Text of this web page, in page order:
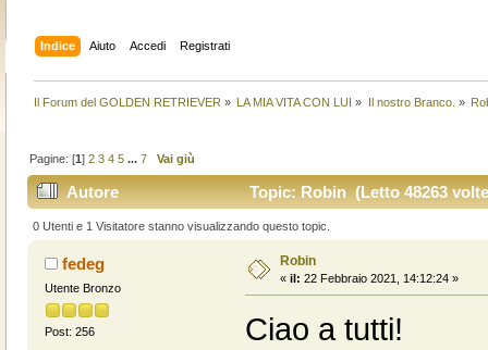
Indice Aiuto Accedi Registrati
Il Forum del GOLDEN RETRIEVER » LA MIA VITA CON LUI » Il nostro Branco. »
Pagine: [1]2 3 4 5 ...7 Vai giù
Autore Topic: Robin (Letto 48263
0 Utenti e 1 Visitatore stanno visualizzando questo topic.
fedeg
Utente Bronzo
Post: 256
Robin
« il: 22 Febbraio 2021, 14:12:24 »
Ciao a tutti!